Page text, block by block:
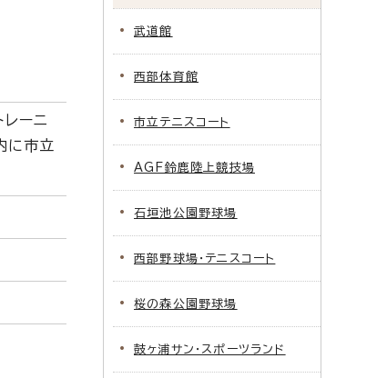
ーニ
に市立
武道館
西部体育館
市立テニスコート
AGF鈴鹿陸上競技場
石垣池公園野球場
西部野球場・テニスコート
桜の森公園野球場
鼓ヶ浦サン・スポーツランド